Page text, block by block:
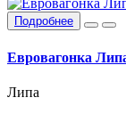
Подробнее
Евровагонка
Липа